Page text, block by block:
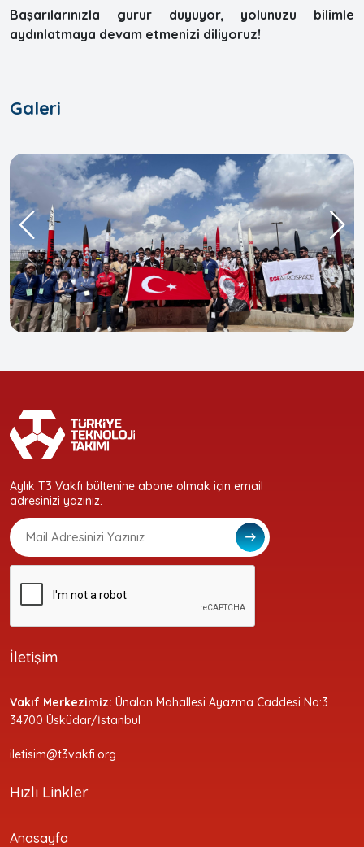
Başarılarınızla gurur duyuyor, yolunuzu bilimle
aydınlatmaya devam etmenizi diliyoruz!
Galeri
Aylık T3 Vakfı bültenine abone olmak için email
adresinizi yazınız.
İletişim
Vakıf Merkezimiz: Ünalan Mahallesi Ayazma Caddesi No:3
34700 Üsküdar/İstanbul
iletisim@t3vakfi.org
Hızlı Linkler
Anasayfa